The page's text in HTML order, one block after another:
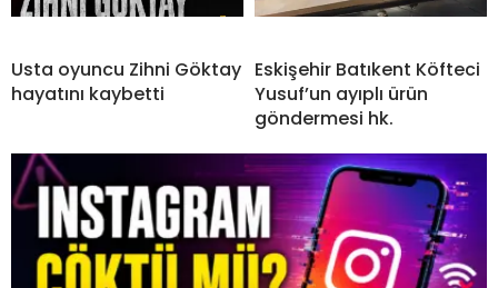
Usta oyuncu Zihni Göktay
hayatını kaybetti
Eskişehir Batıkent Köfteci
Yusuf’un ayıplı ürün
göndermesi hk.